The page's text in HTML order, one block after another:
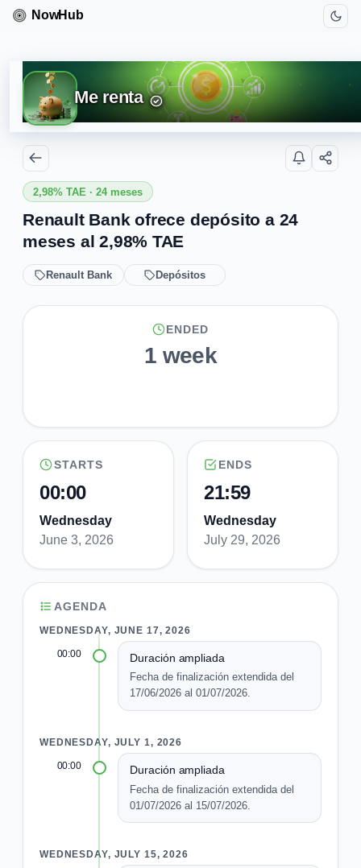
Me renta
2,98% TAE · 24 meses
Renault Bank ofrece depósito a 24
meses al 2,98% TAE
Renault Bank Depósitos
ENDED
1 week
STARTS
00:00
Wednesday
June 3, 2026
ENDS
21:59
Wednesday
July 29, 2026
AGENDA
WEDNESDAY, JUNE 17, 2026
00:00 Duración ampliada
Fecha de finalización extendida del
17/06/2026 al 01/07/2026.
WEDNESDAY, JULY 1, 2026
00:00 Duración ampliada
Fecha de finalización extendida del
01/07/2026 al 15/07/2026.
WEDNESDAY, JULY 15, 2026